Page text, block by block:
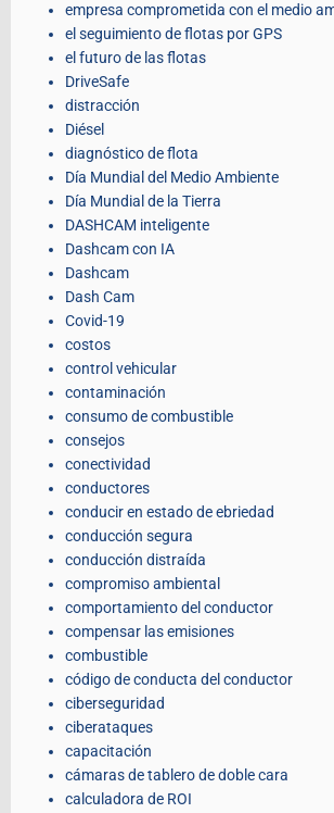
empresa comprometida con el medio
el seguimiento de flotas por GPS
el futuro de las flotas
DriveSafe
distracción
Diésel
diagnóstico de flota
Día Mundial del Medio Ambiente
Día Mundial de la Tierra
DASHCAM inteligente
Dashcam con IA
Dashcam
Dash Cam
Covid-19
costos
control vehicular
contaminación
consumo de combustible
consejos
conectividad
conductores
conducir en estado de ebriedad
conducción segura
conducción distraída
compromiso ambiental
comportamiento del conductor
compensar las emisiones
combustible
código de conducta del conductor
ciberseguridad
ciberataques
capacitación
cámaras de tablero de doble cara
calculadora de ROI